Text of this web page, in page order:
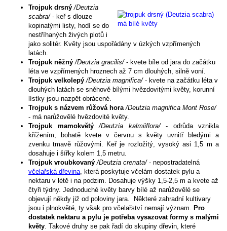
Trojpuk drsný /Deutzia
scabra/- keř s dlouze
kopinatými listy, hodí se do
nestříhaných živých plotů i
jako solitér. Květy jsou uspořádány v úzkých vzpřímených
latách.
Trojpuk něžný /Deutzia gracilis/- kvete bíle od jara do začátku
léta ve vzpřímených hroznech až 7 cm dlouhých, silně voní.
Trojpuk velkolepý /Deutzia magnifica/- kvete na začátku léta v
dlouhých latách se sněhově bílými hvězdovitými květy, korunní
lístky jsou nazpět obrácené.
Trojpuk s názvem růžová hora /Deutzia magnifica Mont Rose/
- má narůžovělé hvězdovité květy.
Trojpuk mamokvětý
/Deutzia kalmiiflora/- odrůda vznikla
křížením, bohatě kvete v červnu s květy uvnitř bledými a
zvenku tmavě růžovými. Keř je rozložitý, vysoký asi 1,5 m a
dosahuje i šířky kolem 1,5 metru.
Trojpuk vroubkovaný /Deutzia crenata/- nepostradatelná
včelařská dřevina, která poskytuje včelám dostatek pylu a
nektaru v létě i na podzim. Dosahuje výšky 1,5-2,5 m a kvete až
čtyři týdny. Jednoduché květy barvy bílé až narůžovělé se
objevují někdy již od poloviny jara. Některé zahradní kultivary
jsou i plnokvěté, ty však pro včelařství nemají význam. Pro
dostatek nektaru a pylu je potřeba vysazovat formy s malými
květy. Takové druhy se pak řadí do skupiny dřevin, které